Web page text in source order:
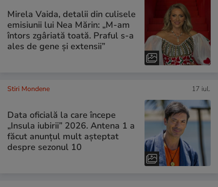
Mirela Vaida, detalii din culisele
emisiunii lui Nea Mărin: „M-am
întors zgâriată toată. Praful s-a
ales de gene și extensii”
Stiri Mondene 17 iul.
Data oficială la care începe
„Insula iubirii” 2026. Antena 1 a
făcut anunțul mult așteptat
despre sezonul 10